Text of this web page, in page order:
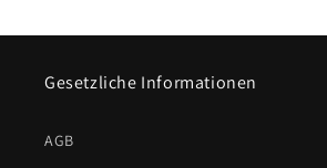
Gesetzliche Informationen
AGB